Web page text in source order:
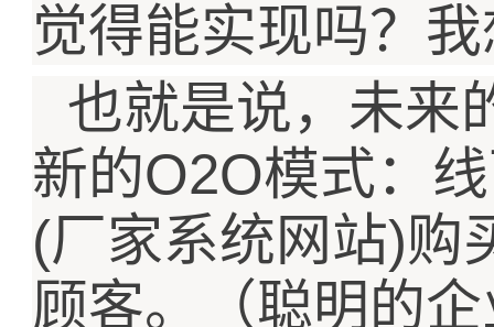
觉得能实现吗？
也就是说，未来
新的O2O模式：
(厂家系统网站)购
顾客。（聪明的